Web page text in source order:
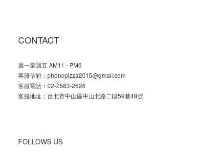
CONTACT
週一至週五 AM11 - PM6
客服信箱：phonepizza2015@gmail.com
客服電話：02-2563-2626
客服地址：台北市中山區中山北路二段59巷48號
FOLLOWS US